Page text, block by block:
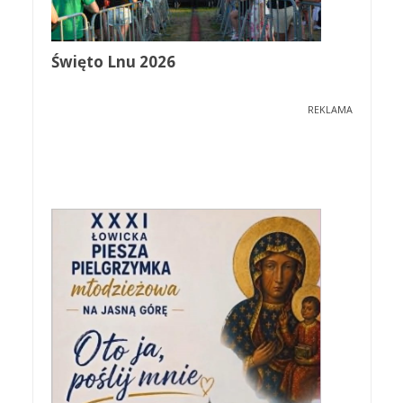
Święto Lnu 2026
REKLAMA